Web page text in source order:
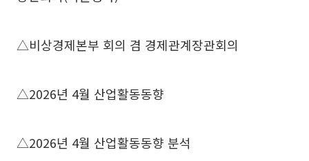
△비상경제본부 회의 겸 경제관계장관회의
△2026년 4월 산업활동동향
△2026년 4월 산업활동동향 분석